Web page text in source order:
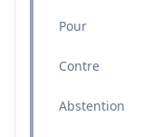
Pour
Contre
Abstention